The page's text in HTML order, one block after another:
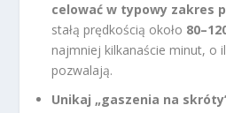
celować w typowy zakres
stałą prędkością około
najmniej kilkanaście minut, o
pozwalają.
Unikaj „gaszenia na